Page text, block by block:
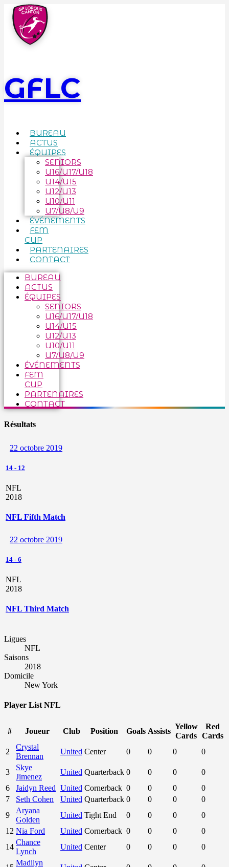
GFLC
BUREAU
ACTUS
ÉQUIPES
SENIORS
U16/U17/U18
U14/U15
U12/U13
U10/U11
U7/U8/U9
ÉVÉNEMENTS
FEM
CUP
PARTENAIRES
CONTACT
BUREAU
ACTUS
ÉQUIPES
SENIORS
U16/U17/U18
U14/U15
U12/U13
U10/U11
U7/U8/U9
ÉVÉNEMENTS
FEM
CUP
PARTENAIRES
CONTACT
Résultats
22 octobre 2019
14 - 12
NFL
2018
NFL Fifth Match
22 octobre 2019
14 - 6
NFL
2018
NFL Third Match
Ligues
NFL
Saisons
2018
Domicile
New York
Player List NFL
# Joueur Club Position Goals Assists
Yellow
Cards
Red
Cards
2
Crystal
Brennan
United Center 0 0 0 0
3
Skye
Jimenez
United Quarterback 0 0 0
0
6
Jaidyn Reed United Cornerback 0 0 0
0
7
Seth Cohen United Quarterback 0 0 0
0
9
Aryana
Golden
United Tight End 0 0 0
0
12 Nia Ford United Cornerback 0 0 0
0
14
Chance
Lynch
United Center 0 0 0 0
Madilyn